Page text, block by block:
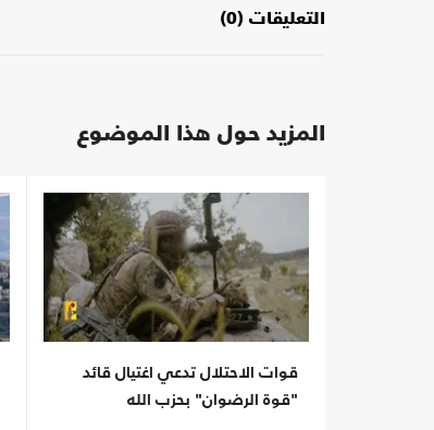
التعليقات (0)
المزيد حول هذا الموضوع
قوات الاحتلال تدعي اغتيال قائد
"قوة الرضوان" بحزب الله